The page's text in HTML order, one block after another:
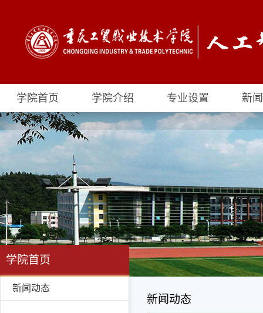
学院首页 学院介绍 专业设置 新
学院首页
新闻动态
新闻动态